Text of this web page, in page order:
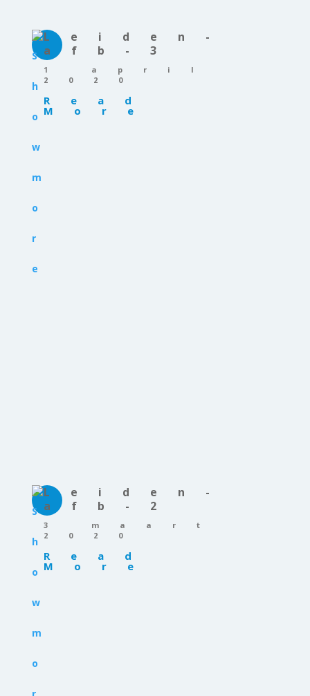
Leiden-
afb-3
1 april
2020
Read
More
Leiden-
afb-2
3 maart
2020
Read
More